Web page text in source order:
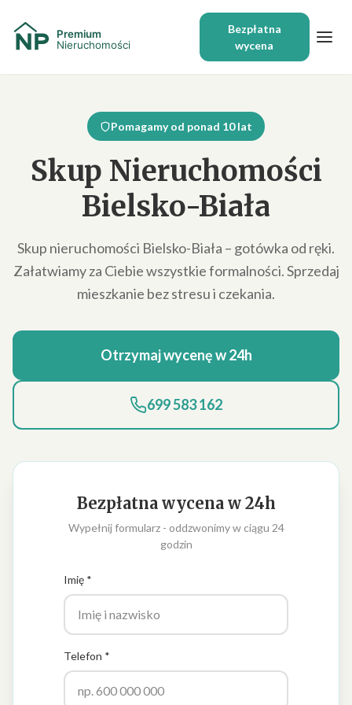
Bezpłatna
wycena
Pomagamy od ponad 10 lat
Skup Nieruchomości
Bielsko-Biała
Skup nieruchomości Bielsko-Biała – gotówka od ręki.
Załatwiamy za Ciebie wszystkie formalności. Sprzedaj
mieszkanie bez stresu i czekania.
Otrzymaj wycenę w 24h
699 583 162
Bezpłatna wycena w 24h
Wypełnij formularz - oddzwonimy w ciągu 24
godzin
Imię *
Telefon *